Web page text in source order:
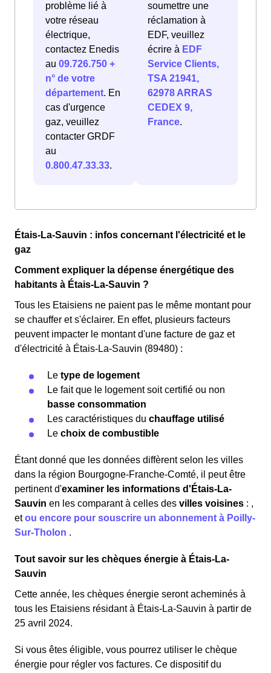
problème lié à
votre réseau
électrique,
contactez Enedis
au 09.726.750 +
n° de votre
département. En
cas d'urgence
gaz, veuillez
contacter GRDF
au
0.800.47.33.33.
soumettre une
réclamation à
EDF, veuillez
écrire à EDF
Service Clients,
TSA 21941,
62978 ARRAS
CEDEX 9,
France.
Étais-La-Sauvin : infos concernant l'électricité et le
gaz
Comment expliquer la dépense énergétique des
habitants à Étais-La-Sauvin ?
Tous les Etaisiens ne paient pas le même montant pour
se chauffer et s'éclairer. En effet, plusieurs facteurs
peuvent impacter le montant d'une facture de gaz et
d'électricité à Étais-La-Sauvin (89480) :
Le type de logement
Le fait que le logement soit certifié ou non
basse consommation
Les caractéristiques du chauffage utilisé
Le choix de combustible
Étant donné que les données diffèrent selon les villes
dans la région Bourgogne-Franche-Comté, il peut être
pertinent d'examiner les informations d'Étais-La-
Sauvin en les comparant à celles des villes voisines : ,
etou encore pour souscrire un abonnement à Poilly-
Sur-Tholon .
Tout savoir sur les chèques énergie à Étais-La-
Sauvin
Cette année, les chèques énergie seront acheminés à
tous les Etaisiens résidant à Étais-La-Sauvin à partir de
25 avril 2024.
Si vous êtes éligible, vous pourrez utiliser le chèque
énergie pour régler vos factures. Ce dispositif du